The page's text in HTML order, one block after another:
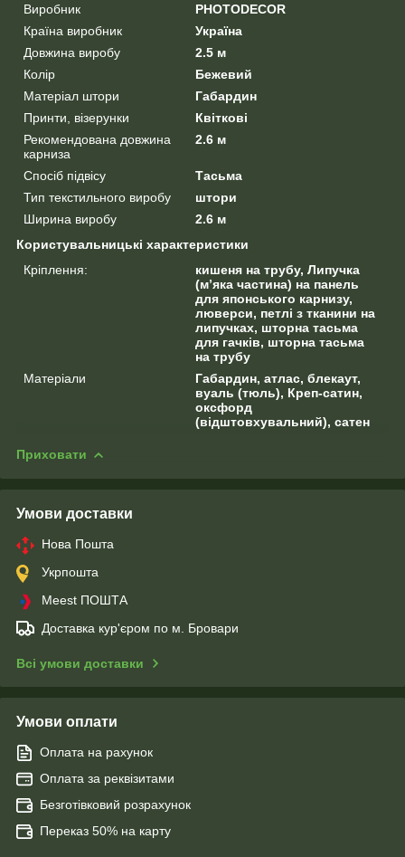
Виробник
PHOTODECOR
Країна виробник
Україна
Довжина виробу
2.5 м
Колір
Бежевий
Матеріал штори
Габардин
Принти, візерунки
Квіткові
Рекомендована довжина
карниза
2.6 м
Спосіб підвісу
Тасьма
Тип текстильного виробу
штори
Ширина виробу
2.6 м
Користувальницькі характеристики
Кріплення:
кишеня на трубу, Липучка
(м’яка частина) на панель
для японського карнизу,
люверси, петлі з тканини на
липучках, шторна тасьма
для гачків, шторна тасьма
на трубу
Матеріали
Габардин, атлас, блекаут,
вуаль (тюль), Креп-сатин,
оксфорд
(відштовхувальний), сатен
Приховати
Умови доставки
Нова Пошта
Укрпошта
Meest ПОШТА
Доставка кур'єром по м. Бровари
Всі умови доставки
Умови оплати
Оплата на рахунок
Оплата за реквізитами
Безготівковий розрахунок
Переказ 50% на карту